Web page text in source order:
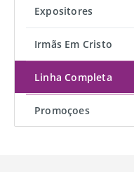
Expositores
Irmãs Em Cristo
Linha Completa
Promoçoes